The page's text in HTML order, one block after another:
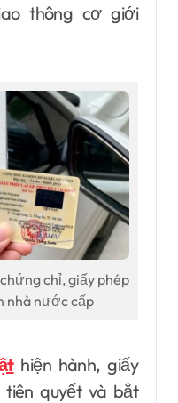
thông cơ giới
chỉ, giấy phép
nhà nước cấp
hiện hành, giấy
tiên quyết và bắt